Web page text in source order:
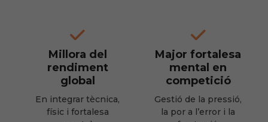
Millora del
rendiment
global
En integrar tècnica,
físic i fortalesa
Major fortalesa
mental en
competició
Gestió de la pressió,
la por a l’error i la